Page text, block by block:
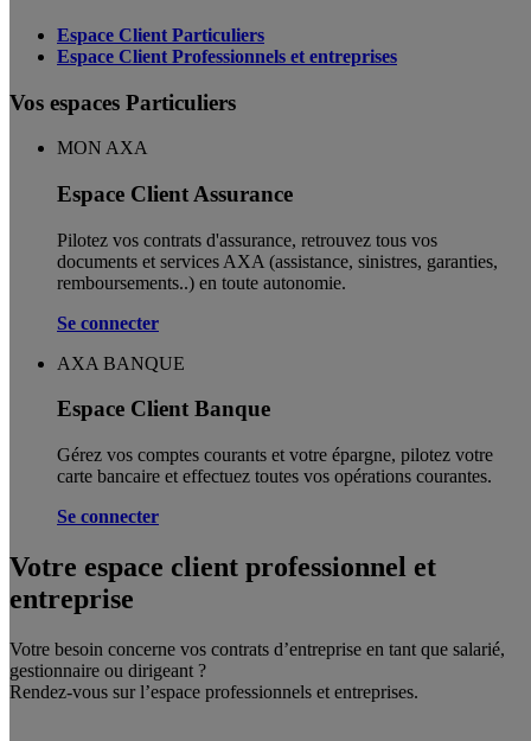
Espace Client Particuliers
Espace Client Professionnels et entreprises
Vos espaces Particuliers
MON AXA
Espace Client Assurance
Pilotez vos contrats d'assurance, retrouvez tous vos
documents et services AXA (assistance, sinistres, garanties,
remboursements..) en toute autonomie. ​
Se connecter
AXA BANQUE
Espace Client Banque
Gérez vos comptes courants et votre épargne, pilotez votre
carte bancaire et effectuez toutes vos opérations courantes.
Se connecter
Votre espace client professionnel et
entreprise
Votre besoin concerne vos contrats d’entreprise en tant que salarié,
gestionnaire ou dirigeant ?
Rendez-vous sur l’espace professionnels et entreprises.